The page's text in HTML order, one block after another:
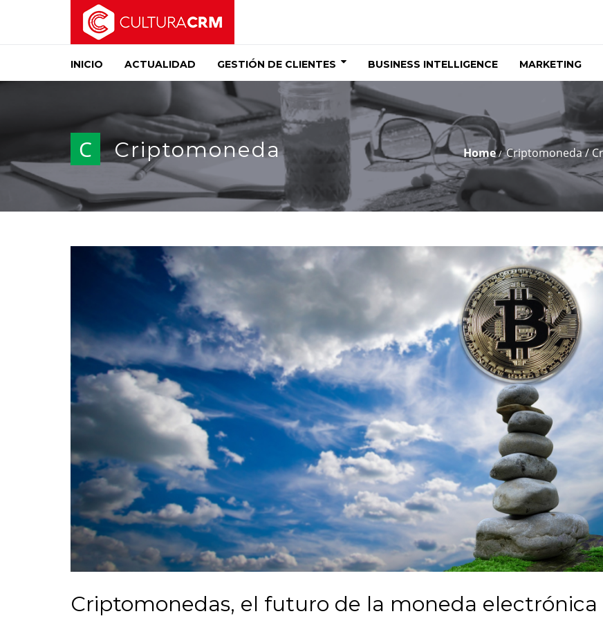
INICIO ACTUALIDAD GESTIÓN DE CLIENTES BUSINESS INTELLIGENCE MARKETING
C Criptomoneda Home Criptomoneda/
Criptomonedas, el futuro de la moneda electrónica